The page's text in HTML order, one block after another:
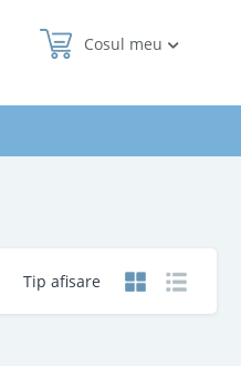
Cosul meu
Tip afisare